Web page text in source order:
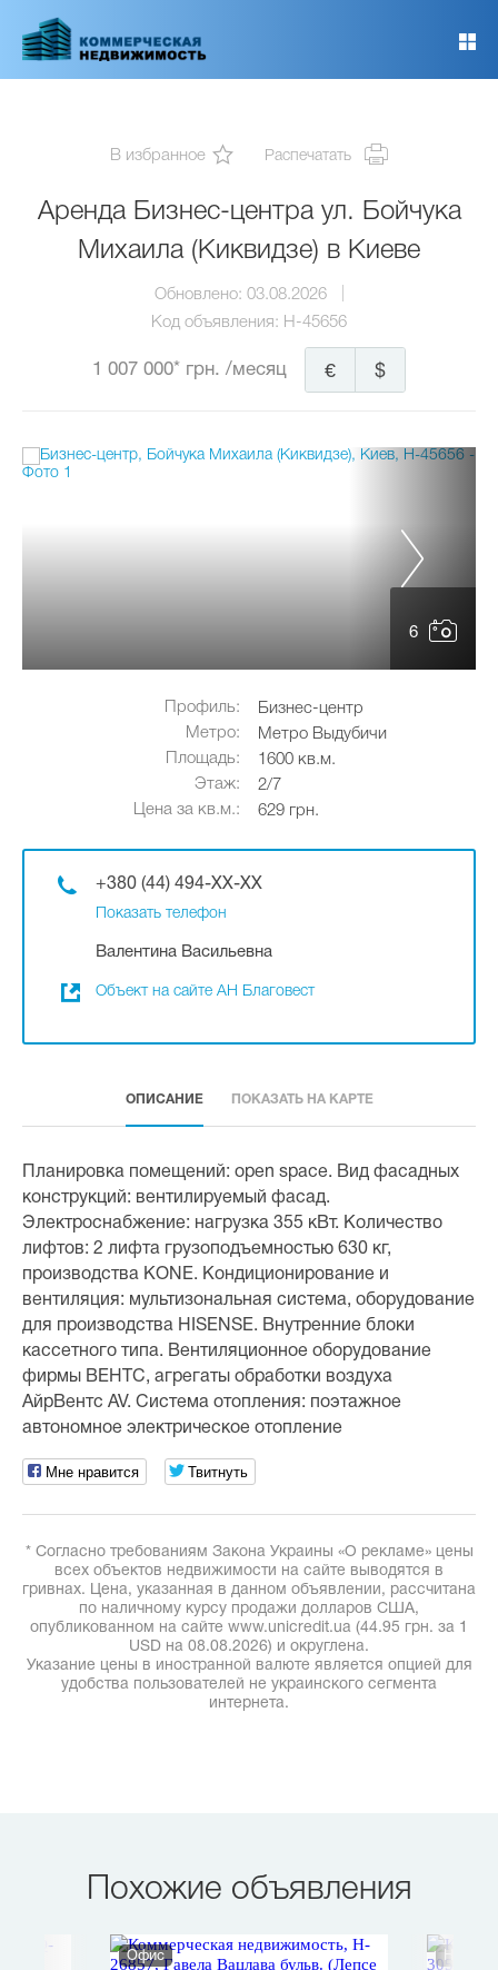
основному
В избранное Распечатать
Аренда Бизнес-центра ул. Бойчука
Михаила (Киквидзе) в Киеве
Обновлено: 03.08.2026
Код объявления: H-45656
1 007 000* грн. /месяц $
€
6
Профиль:
Бизнес-центр
Метро:
Метро Выдубичи
Площадь:
1600 кв.м.
Этаж:
2/7
Цена за кв.м.:
629 грн.
+380 (44) 494-XX-XX
Показать телефон
Валентина Васильевна
Объект на сайте АН Благовест
ОПИСАНИЕ ПОКАЗАТЬ НА КАРТЕ
Планировка помещений: open space. Вид фасадных
конструкций: вентилируемый фасад.
Электроснабжение: нагрузка 355 кВт. Количество
лифтов: 2 лифта грузоподъемностью 630 кг,
производства KONE. Кондиционирование и
вентиляция: мультизональная система, оборудование
для производства HISENSE. Внутренние блоки
кассетного типа. Вентиляционное оборудование
фирмы ВЕНТС, агрегаты обработки воздуха
АйрВентс AV. Система отопления: поэтажное
автономное электрическое отопление
Мне нравится Твитнуть
* Согласно требованиям Закона Украины «О рекламе» цены
всех объектов недвижимости на сайте выводятся в
гривнах. Цена, указанная в данном объявлении, рассчитана
по наличному курсу продажи долларов США,
опубликованном на сайте www.unicredit.ua (44.95 грн. за 1
USD на 08.08.2026) и округлена.
Указание цены в иностранной валюте является опцией для
удобства пользователей не украинского сегмента
интернета.
Похожие объявления
Офис